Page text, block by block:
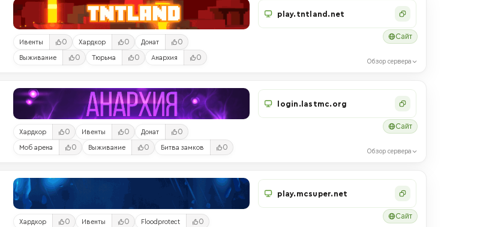
Ивенты 0 Хардкор 0 Донат 0
Выживание 0 Тюрьма 0 Анархия 0
play.tntland.net
Сайт
Обзор сервера
Хардкор 0 Ивенты 0 Донат 0
Моб арена 0 Выживание 0 Битва замков 0
login.lastmc.org
Сайт
Обзор сервера
Хардкор 0 Ивенты 0 Floodprotect 0
play.mcsuper.net
Сайт